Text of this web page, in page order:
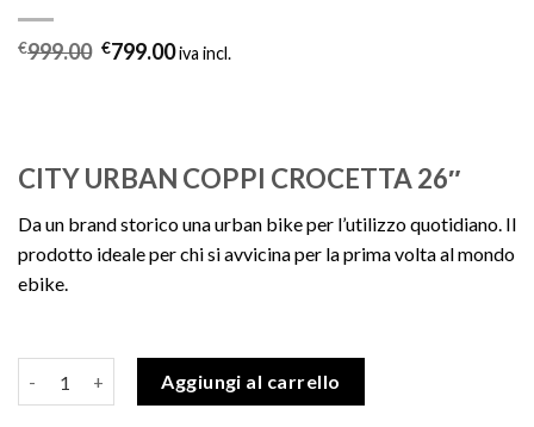
€999.00 Il
€799.00Iliva incl.
CITY URBAN COPPI CROCETTA 26″
Da un brand storico una urban bike per l’utilizzo quotidiano. Il
prodotto ideale per chi si avvicina per la prima volta al mondo
ebike.
Aggiungi al carrello